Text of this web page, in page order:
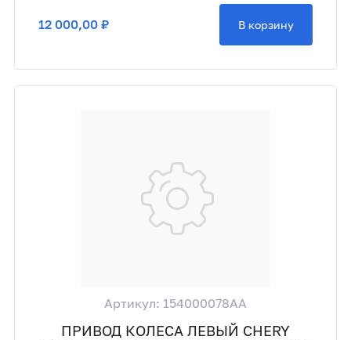
12 000,00 ₽ В корзину
Артикул: 154000078AA
ПРИВОД КОЛЕСА ЛЕВЫЙ CHERY